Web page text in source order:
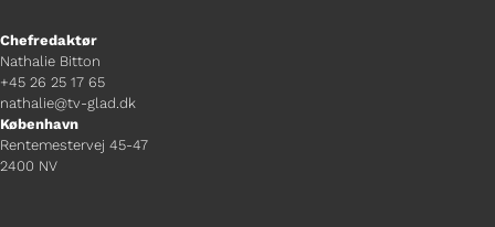
Chefredaktør
Nathalie Bitton
+45 26 25 17 65
nathalie@tv-glad.dk
København
Rentemestervej 45-47
2400 NV